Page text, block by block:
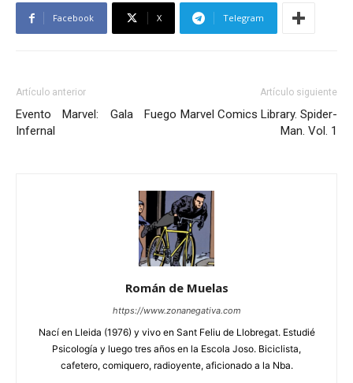
Facebook X Telegram
Artículo anterior
Evento Marvel: Gala Fuego
Infernal
Artículo siguiente
Marvel Comics Library. Spider-
Man. Vol. 1
Román de Muelas
https://www.zonanegativa.com
Nací en Lleida (1976) y vivo en Sant Feliu de Llobregat. Estudié
Psicología y luego tres años en la Escola Joso. Biciclista,
cafetero, comiquero, radioyente, aficionado a la Nba.